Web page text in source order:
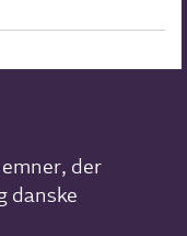
der
danske